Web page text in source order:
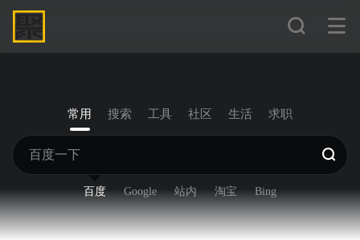
常用 搜索 工具 社区 生活 求职
百度 Google 站内 淘宝 Bing